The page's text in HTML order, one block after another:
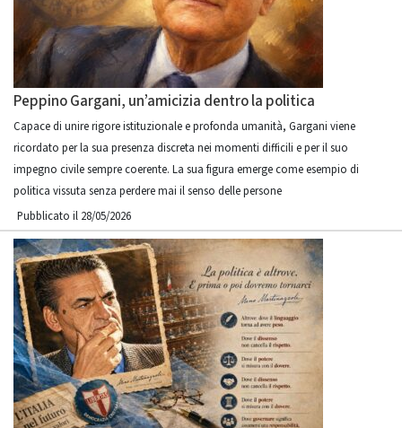
Peppino Gargani, un’amicizia dentro la politica
Capace di unire rigore istituzionale e profonda umanità, Gargani viene
ricordato per la sua presenza discreta nei momenti difficili e per il suo
impegno civile sempre coerente. La sua figura emerge come esempio di
politica vissuta senza perdere mai il senso delle persone
Pubblicato il 28/05/2026